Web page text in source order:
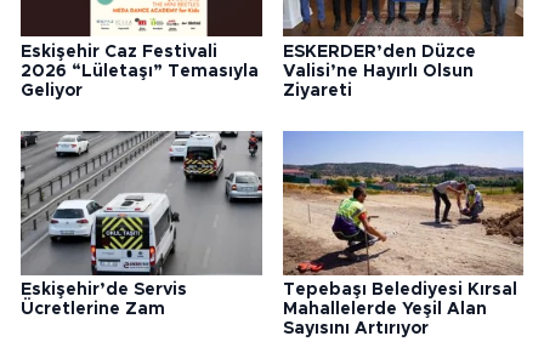
Eskişehir Caz Festivali
2026 “Lületaşı” Temasıyla
Geliyor
ESKERDER’den Düzce
Valisi’ne Hayırlı Olsun
Ziyareti
Eskişehir’de Servis
Ücretlerine Zam
Tepebaşı Belediyesi Kırsal
Mahallelerde Yeşil Alan
Sayısını Artırıyor